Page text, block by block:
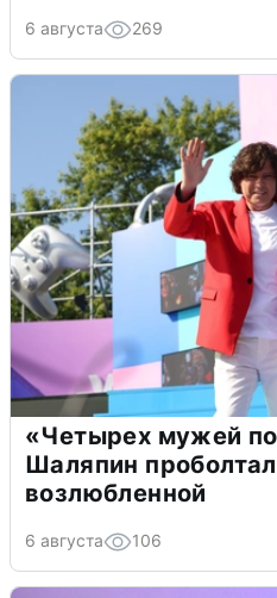
6 августа 269
«Четырех мужей
Шаляпин
возлюбленной
6 августа 106